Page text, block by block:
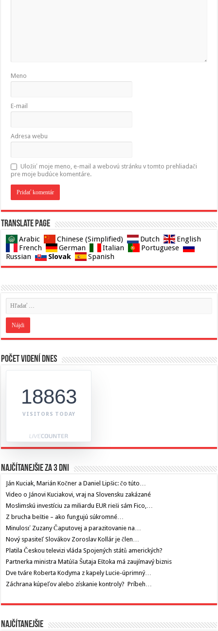
Meno
E-mail
Adresa webu
Uložiť moje meno, e-mail a webovú stránku v tomto prehliadači
pre moje budúce komentáre.
Translate page
Arabic Chinese (Simplified) Dutch
English
French
German Italian
Portuguese
Russian
Slovak Spanish
Počet videní dnes
18863
VISITORS TODAY
Najčítanejšie za 3 dni
Ján Kuciak, Marián Kočner a Daniel Lipšic: čo túto…
Video o Jánovi Kuciakovi, vraj na Slovensku zakázané
Moslimskú investíciu za miliardu EUR rieši sám Fico,…
Z brucha beštie – ako fungujú súkromné…
Minulosť Zuzany Čaputovej a parazitovanie na…
Nový spasiteľ Slovákov Zoroslav Kollár je člen…
Platila Českou televizi vláda Spojených států amerických?
Partnerka ministra Matúša Šutaja Eštoka má zaujímavý biznis
Dve tváre Roberta Kodyma z kapely Lucie-úprimný…
Záchrana kúpeľov alebo získanie kontroly? Príbeh…
Najčítanejšie